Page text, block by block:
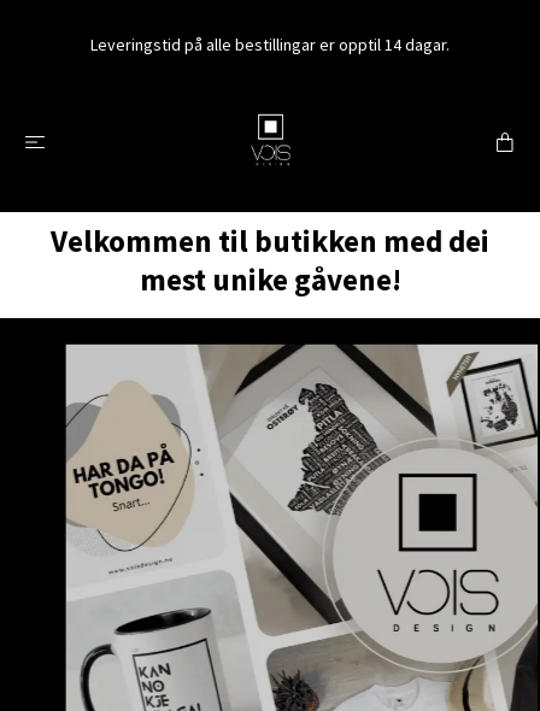
Leveringstid på alle bestillingar er opptil 14 dagar.
Velkommen til butikken med dei
mest unike gåvene!
Finn din plass!
SJEKK UTVALGET